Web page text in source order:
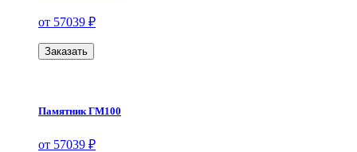
от 57039 ₽
Заказать
Памятник ГМ100
от 57039 ₽